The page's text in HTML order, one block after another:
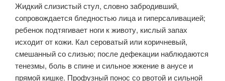
Жидкий слизистый стул, словно забродивший,
сопровождается бледностью лица и гиперсаливацией;
ребенок подтягивает ноги к животу, кислый запах
исходит от кожи. Кал сероватый или коричневый,
смешанный со слизью; после дефекации наблюдаются
тенезмы, боль в спине и сильное жжение в анусе и
прямой кишке. Профузный понос со рвотой и сильной